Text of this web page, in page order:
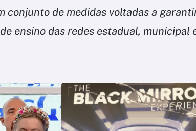
conjunto de medidas voltadas a
ensino das redes estadual, municipal